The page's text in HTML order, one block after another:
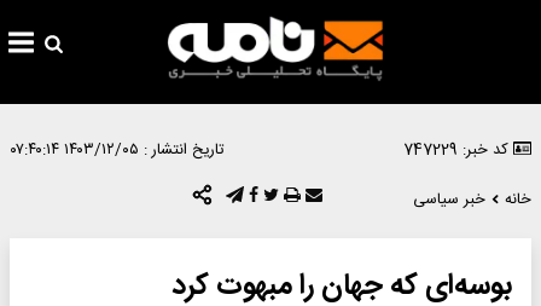
کد خبر: 747229 تاریخ انتشار : ۱۴۰۳/۱۲/۰۵ ۰۷:۴۰:۱۴
خانه
خبر سیاسی
بوسه‌ای که جهان را مبهوت کرد